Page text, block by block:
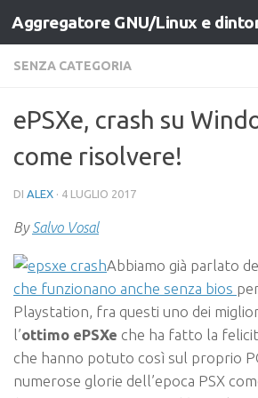
Salta al contenuto
Aggregatore GNU/Linux e
SENZA CATEGORIA
ePSXe, crash su
come risolvere!
DI ALEX · 4 LUGLIO 2017
BySalvo Vosal
Abbiamo già parlato
che funzionano anche senza bios
Playstation, fra questi uno dei
l’ottimo ePSXe che ha fatto la
che hanno potuto così sul proprio
numerose glorie dell’epoca PSX